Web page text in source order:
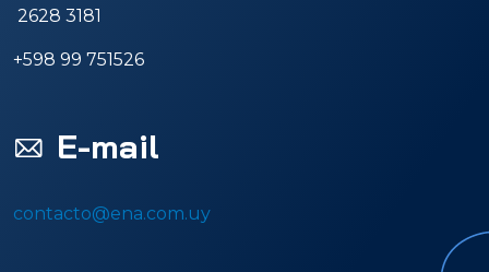
2628 3181
+598 99 751526
E-mail
contacto@ena.com.uy